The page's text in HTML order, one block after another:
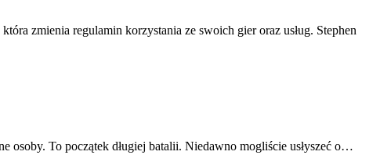
zmienia regulamin korzystania ze swoich gier oraz usług. Stephen
osoby. To początek długiej batalii. Niedawno mogliście usłyszeć o…